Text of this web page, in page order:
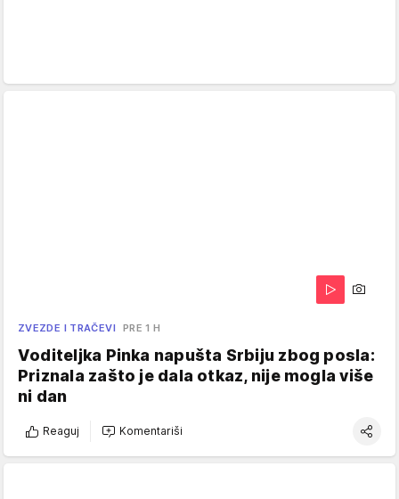
ZVEZDE I TRAČEVI PRE 1 H
Voditeljka Pinka napušta Srbiju zbog posla:
Priznala zašto je dala otkaz, nije mogla više
ni dan
Reaguj Komentariši